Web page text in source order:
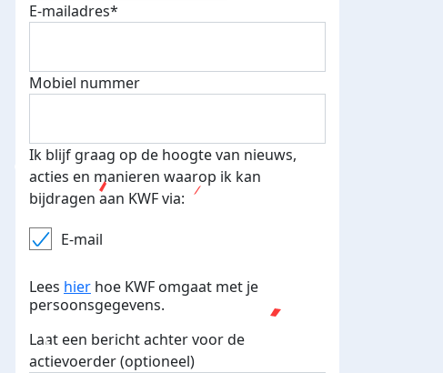
E-mailadres*
Mobiel nummer
Ik blijf graag op de hoogte van nieuws,
acties en manieren waarop ik kan
bijdragen aan KWF via:
E-mail
Lees hier hoe KWF omgaat met je
persoonsgegevens.
Laat een bericht achter voor de
actievoerder (optioneel)